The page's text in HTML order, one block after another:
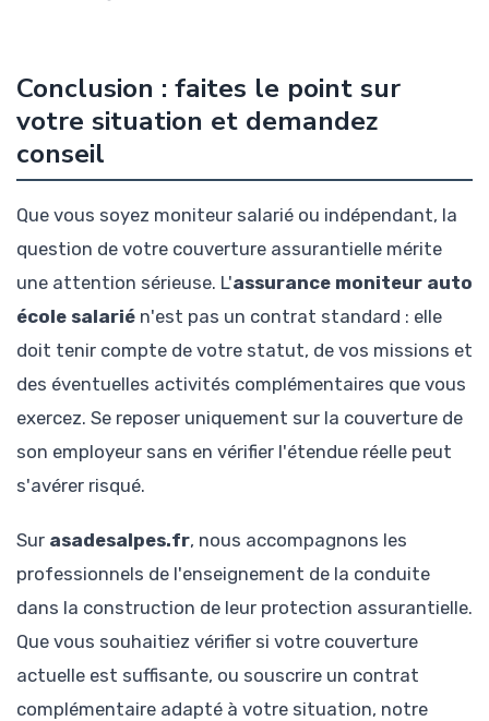
Conclusion : faites le point sur
votre situation et demandez
conseil
Que vous soyez moniteur salarié ou indépendant, la
question de votre couverture assurantielle mérite
une attention sérieuse. L'assurance moniteur auto
école salarié n'est pas un contrat standard : elle
doit tenir compte de votre statut, de vos missions et
des éventuelles activités complémentaires que vous
exercez. Se reposer uniquement sur la couverture de
son employeur sans en vérifier l'étendue réelle peut
s'avérer risqué.
Sur asadesalpes.fr, nous accompagnons les
professionnels de l'enseignement de la conduite
dans la construction de leur protection assurantielle.
Que vous souhaitiez vérifier si votre couverture
actuelle est suffisante, ou souscrire un contrat
complémentaire adapté à votre situation, notre